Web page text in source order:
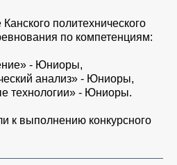
политехнического
по компетенциям:
- Юниоры,
анализ» - Юниоры,
технологии» - Юниоры.
к выполнению конкурсного